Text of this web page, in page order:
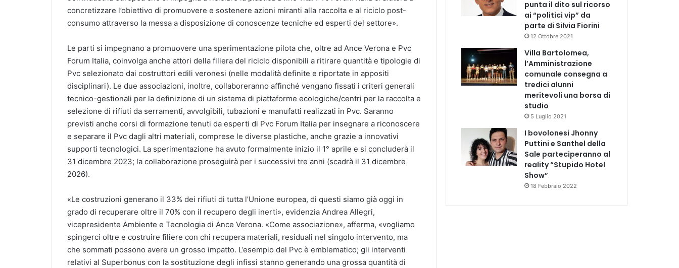
concretizzare l’obiettivo di promuovere e sostenere azioni miranti alla raccolta e al riciclo post-
consumo attraverso la messa a disposizione di conoscenze tecniche ed esperti del settore».
Le parti si impegnano a promuovere una sperimentazione pilota che, oltre ad Ance Verona e Pvc
Forum Italia, coinvolga anche attori della filiera del riciclo disponibili a ritirare quantità e tipologie di
Pvc selezionato dai costruttori edili veronesi (nelle modalità definite e riportate in appositi
disciplinari). Le due associazioni, inoltre, collaboreranno affinché vengano fissati i criteri generali
tecnico-gestionali per la definizione di un sistema di piattaforme ecologiche/centri per la raccolta e
selezione di rifiuti da serramenti, avvolgibili, tubazioni e manufatti realizzati in Pvc. Saranno
previsti anche corsi di formazione tenuti da esperti di Pvc Forum Italia per insegnare a riconoscere
e separare il Pvc dagli altri materiali, comprese le diverse plastiche, anche grazie a innovativi
supporti tecnologici. La sperimentazione ha avuto formalmente inizio il 1° aprile e si concluderà il
31 dicembre 2023; la collaborazione proseguirà per i successivi tre anni (scadrà il 31 dicembre
2026).
«Le costruzioni generano il 33% dei rifiuti di tutta l’Unione europea, di questi siamo già oggi in
grado di recuperare oltre il 70% con il recupero degli inerti», evidenzia Andrea Allegri,
vicepresidente Ambiente e Tecnologia di Ance Verona. «Come associazione», afferma, «vogliamo
spingerci oltre e costruire filiere con chi recupera materiali, residuali nel singolo intervento, ma
che sommati possono avere un grosso impatto. L’esempio del Pvc è emblematico; gli interventi
relativi al Superbonus con la sostituzione degli infissi stanno generando una grossa quantità di
punta il dito sul ricorso
ai “politici vip” da
parte di Silvia Fiorini
12 Ottobre 2021
Villa Bartolomea,
l’Amministrazione
comunale consegna a
tredici alunni
meritevoli una borsa di
studio
5 Luglio 2021
I bovolonesi Jhonny
Puttini e Santhel della
Sale parteciperanno al
reality “Stupido Hotel
Show”
18 Febbraio 2022